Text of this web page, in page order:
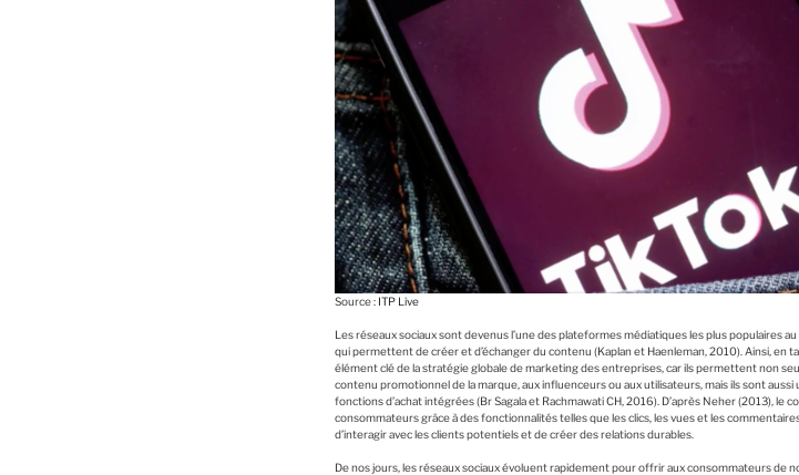
Source : ITP Live
Les réseaux sociaux sont devenus l’une des plateformes médiatiques les plus populaires
qui permettent de créer et d’échanger du contenu (Kaplan et Haenleman, 2010). Ainsi,
élément clé de la stratégie globale de marketing des entreprises, car ils permettent non
contenu promotionnel de la marque, aux influenceurs ou aux utilisateurs, mais ils sont
fonctions d’achat intégrées (Br Sagala et Rachmawati CH, 2016). D’après Neher (2013), le
consommateurs grâce à des fonctionnalités telles que les clics, les vues et les
d’interagir avec les clients potentiels et de créer des relations durables.
De nos jours, les réseaux sociaux évoluent rapidement pour offrir aux consommateurs de